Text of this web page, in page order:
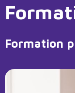
Formation